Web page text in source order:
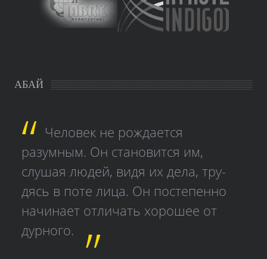
АБАЙ
Человек не рождается
разумным. Он становится им,
слушая людей, видя их дела, тру­
дясь в поте лица. Он постепенно
начинает отличать хорошее от
дурного.